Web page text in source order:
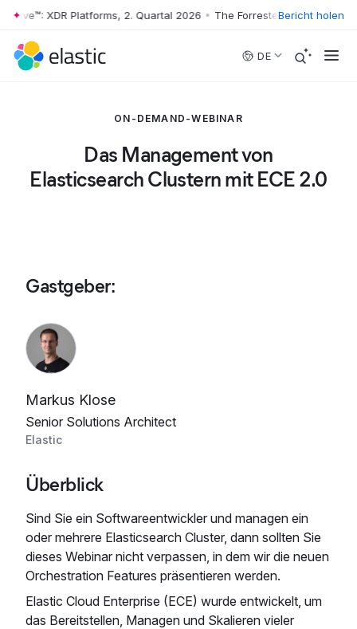
Skip to main content
XDR Platforms, 2. Quartal 2026 • The Forrester Wave™: XDR
Bericht holen
DE
ON-DEMAND-WEBINAR
Das Management von
Elasticsearch Clustern mit ECE 2.0
Gastgeber:
Markus Klose
Senior Solutions Architect
Elastic
Überblick
Sind Sie ein Softwareentwickler und managen ein
oder mehrere Elasticsearch Cluster, dann sollten Sie
dieses Webinar nicht verpassen, in dem wir die neuen
Orchestration Features präsentieren werden.
Elastic Cloud Enterprise (ECE) wurde entwickelt, um
das Bereitstellen, Managen und Skalieren vieler